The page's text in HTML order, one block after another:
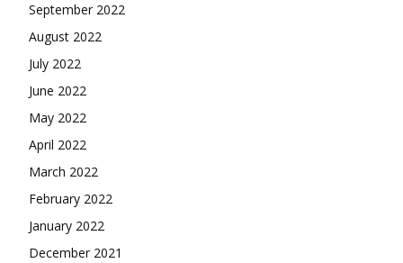
September 2022
August 2022
July 2022
June 2022
May 2022
April 2022
March 2022
February 2022
January 2022
December 2021